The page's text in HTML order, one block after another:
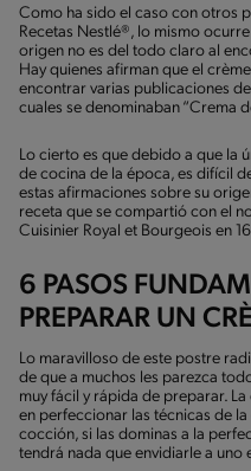
Como ha sido el caso con otros
Recetas Nestlé®, lo mismo
origen no es del todo claro al
Hay quienes afirman que el
encontrar varias publicaciones
cuales se denominaban “Crema
Lo cierto es que debido a que la
de cocina de la época, es difícil
estas afirmaciones sobre su
receta que se compartió con el
Cuisinier Royal et Bourgeois en
6 PASOS
PREPARAR UN
Lo maravilloso de este postre
de que a muchos les parezca
muy fácil y rápida de preparar.
en perfeccionar las técnicas de
cocción, si las dominas a la
tendrá nada que envidiarle a